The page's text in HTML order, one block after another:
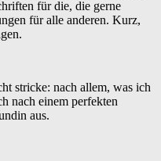
für die, die gerne
für alle anderen. Kurz,
stricke: nach allem, was ich
nach einem perfekten
aus.